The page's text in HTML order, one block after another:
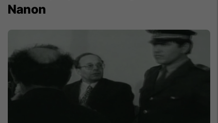
Nanon